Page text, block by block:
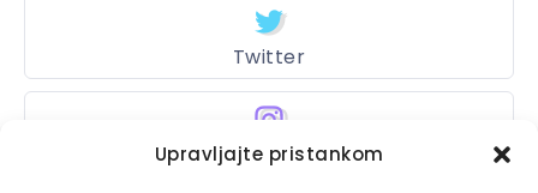
Upravljajte pristankom
Twitter
Instagram